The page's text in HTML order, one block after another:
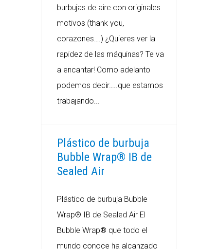
burbujas de aire con originales
motivos (thank you,
corazones….) ¿Quieres ver la
rapidez de las máquinas? Te va
a encantar! Como adelanto
podemos decir…..que estamos
trabajando...
Plástico de burbuja
Bubble Wrap® IB de
Sealed Air
Plástico de burbuja Bubble
Wrap® IB de Sealed Air El
Bubble Wrap® que todo el
mundo conoce ha alcanzado